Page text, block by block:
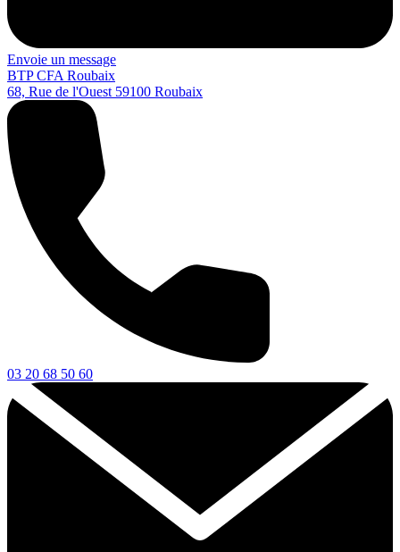
Envoie un message
BTP CFA Roubaix
68, Rue de l'Ouest 59100 Roubaix
03 20 68 50 60